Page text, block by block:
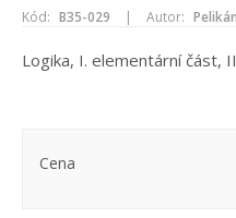
Kód: B35-029 | Autor:
Logika, I. elementární část,
Cena